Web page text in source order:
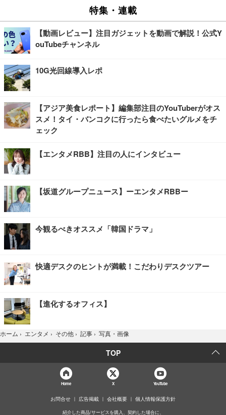
特集・連載
【動画レビュー】注目ガジェットを動画で解説！公式Y
ouTubeチャンネル
10G光回線導入レポ
【アジア美食レポート】編集部注目のYouTuberがオス
スメ！タイ・バンコクに行ったら食べたいグルメをチ
ェック
【エンタメRBB】注目の人にインタビュー
【坂道グループニュース】ーエンタメRBBー
今観るべきオススメ「韓国ドラマ」
快適デスクのヒントが満載！こだわりデスクツアー
【進化するオフィス】
ホーム › エンタメ › その他 › 記事 › 写真・画像
TOP
Home X YouTube
お問合せ 広告掲載 会社概要 個人情報保護方針
紹介した商品/サービスを購入、契約した場合に、